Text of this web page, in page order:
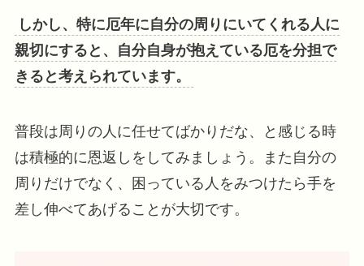
しかし、特に厄年に自分の周りにいてくれる人に
親切にすると、自分自身が抱えている厄を分担で
きると考えられています。
普段は周りの人に任せてばかりだな、と感じる時
は積極的に恩返しをしてみましょう。また自分の
周りだけでなく、困っている人をみつけたら手を
差し伸べてあげることが大切です。